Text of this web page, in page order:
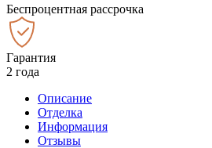
Беспроцентная рассрочка
Гарантия
2 года
Описание
Отделка
Информация
Отзывы